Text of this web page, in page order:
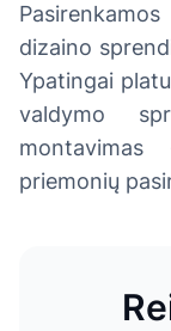
dizaino
Ypatingai
valdymo
priemonių